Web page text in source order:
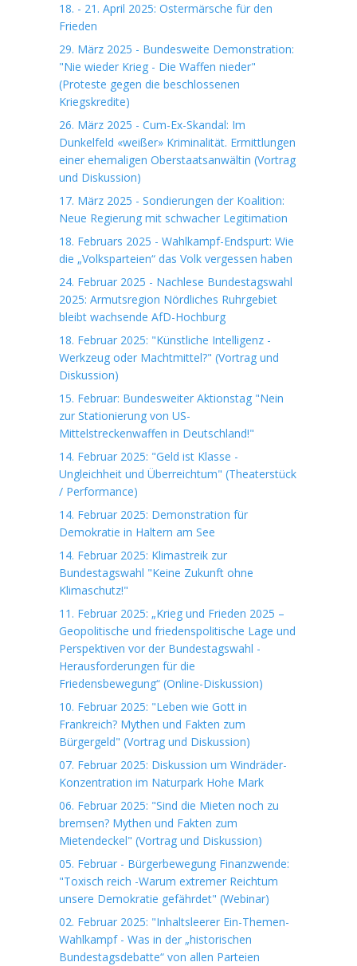
18. - 21. April 2025: Ostermärsche für den
Frieden
29. März 2025 - Bundesweite Demonstration:
"Nie wieder Krieg - Die Waffen nieder"
(Proteste gegen die beschlossenen
Kriegskredite)
26. März 2025 - Cum-Ex-Skandal: Im
Dunkelfeld «weißer» Kriminalität. Ermittlungen
einer ehemaligen Oberstaatsanwältin (Vortrag
und Diskussion)
17. März 2025 - Sondierungen der Koalition:
Neue Regierung mit schwacher Legitimation
18. Februars 2025 - Wahlkampf-Endspurt: Wie
die „Volksparteien“ das Volk vergessen haben
24. Februar 2025 - Nachlese Bundestagswahl
2025: Armutsregion Nördliches Ruhrgebiet
bleibt wachsende AfD-Hochburg
18. Februar 2025: "Künstliche Intelligenz -
Werkzeug oder Machtmittel?" (Vortrag und
Diskussion)
15. Februar: Bundesweiter Aktionstag "Nein
zur Stationierung von US-
Mittelstreckenwaffen in Deutschland!"
14. Februar 2025: "Geld ist Klasse -
Ungleichheit und Überreichtum" (Theaterstück
/ Performance)
14. Februar 2025: Demonstration für
Demokratie in Haltern am See
14. Februar 2025: Klimastreik zur
Bundestagswahl "Keine Zukunft ohne
Klimaschutz!"
11. Februar 2025: „Krieg und Frieden 2025 –
Geopolitische und friedenspolitische Lage und
Perspektiven vor der Bundestagswahl -
Herausforderungen für die
Friedensbewegung“ (Online-Diskussion)
10. Februar 2025: "Leben wie Gott in
Frankreich? Mythen und Fakten zum
Bürgergeld" (Vortrag und Diskussion)
07. Februar 2025: Diskussion um Windräder-
Konzentration im Naturpark Hohe Mark
06. Februar 2025: "Sind die Mieten noch zu
bremsen? Mythen und Fakten zum
Mietendeckel" (Vortrag und Diskussion)
05. Februar - Bürgerbewegung Finanzwende:
"Toxisch reich -Warum extremer Reichtum
unsere Demokratie gefährdet" (Webinar)
02. Februar 2025: "Inhaltsleerer Ein-Themen-
Wahlkampf - Was in der „historischen
Bundestagsdebatte“ von allen Parteien